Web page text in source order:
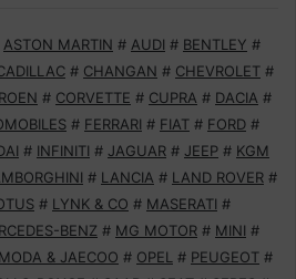
ASTON MARTIN # AUDI # BENTLEY #
# CHANGAN # CHEVROLET #
# CORVETTE # CUPRA # DACIA #
# FERRARI # FIAT # FORD #
# INFINITI # JAGUAR # JEEP # KGM
# LANCIA # LAND ROVER #
# LYNK & CO # MASERATI #
BENZ # MG MOTOR # MINI #
& JAECOO # OPEL # PEUGEOT #